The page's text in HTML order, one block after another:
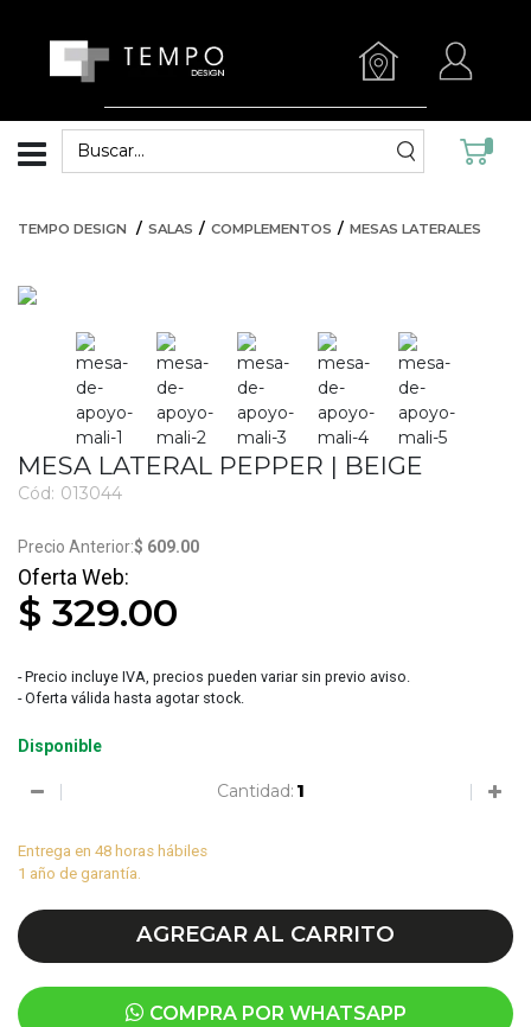
TEMPO DESIGN SALAS COMPLEMENTOS MESAS LATERALES
MESA LATERAL PEPPER | BEIGE
Cód: 013044
$ 609.00
$ 329.00
- Precio incluye IVA, precios pueden variar sin previo aviso.
- Oferta válida hasta agotar stock.
Disponible
Cantidad:
Entrega en 48 horas hábiles
1 año de garantía.
AGREGAR AL CARRITO
COMPRA POR WHATSAPP